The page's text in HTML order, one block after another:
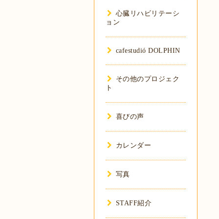
心臓リハビリテーシ
ョン
cafestudió DOLPHIN
その他のプロジェク
ト
喜びの声
カレンダー
写真
STAFF紹介